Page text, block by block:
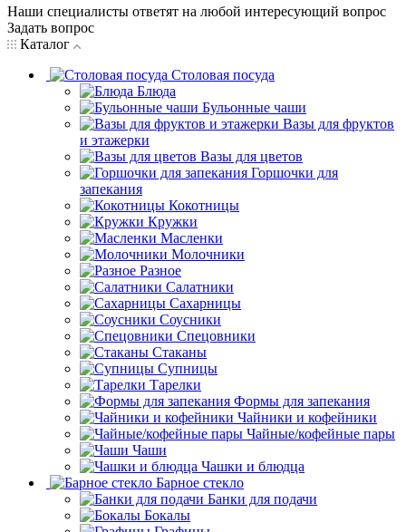
Наши специалисты ответят на любой интересующий вопрос
Задать вопрос
Каталог
Столовая посуда
Блюда
Бульонные чаши
Вазы для фруктов
и этажерки
Вазы для цветов
Горшочки для
запекания
Кокотницы
Кружки
Масленки
Молочники
Разное
Салатники
Сахарницы
Соусники
Спецовники
Стаканы
Супницы
Тарелки
Формы для запекания
Чайники и кофейники
Чайные/кофейные пары
Чаши
Чашки и блюдца
Барное стекло
Банки для подачи
Бокалы